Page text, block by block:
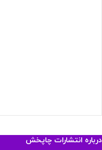
درباره انتشارات چاپخش